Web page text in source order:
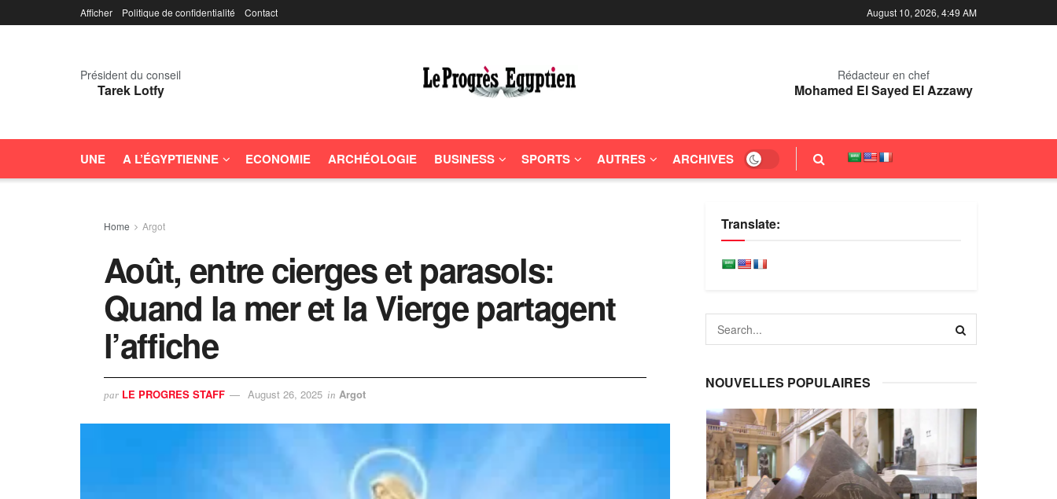
Afficher Politique de confidentialité Contact August 10, 2026, 4:49 AM
Président du conseil
Tarek Lotfy
Rédacteur en chef
Mohamed El Sayed El Azzawy
UNE A L’ÉGYPTIENNE ECONOMIE ARCHÉOLOGIE BUSINESS SPORTS AUTRES ARCHIVES
Home Argot
Août, entre cierges et parasols:
Quand la mer et la Vierge partagent
l’affiche
par LE PROGRES STAFF August 26, 2025 in Argot
Translate:
NOUVELLES POPULAIRES